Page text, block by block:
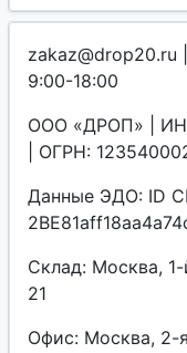
9:00-18:00
ООО «ДРОП» |
| ОГРН:
Данные ЭДО: ID
Склад: Москва,
21
Офис: Москва, 2-